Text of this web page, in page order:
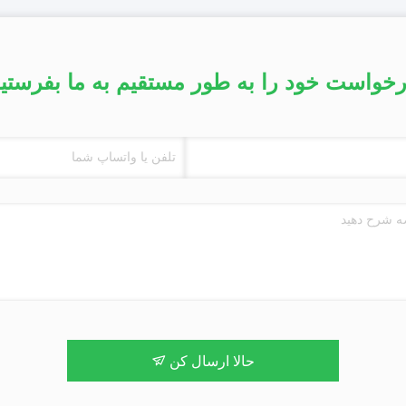
خود را به طور مستقیم به ما
حالا ارسال کن